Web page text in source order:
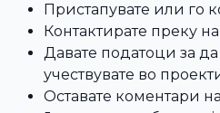
Пристапувате или го
Контактирате преку
Давате податоци за
учествувате во
Оставате коментари на